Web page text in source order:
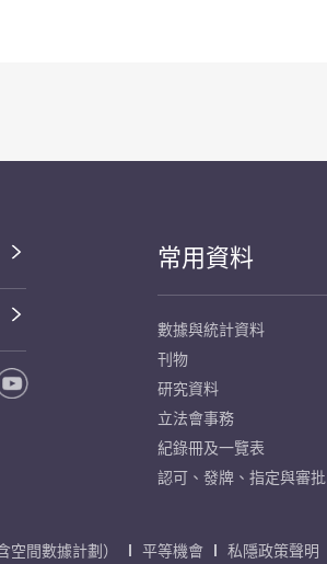
常用資料
數據與統計資料
刊物
研究資料
立法會事務
紀錄冊及一覽表
認可、發牌、指定與審批
空間數據計劃） 平等機會 私隱政策聲明